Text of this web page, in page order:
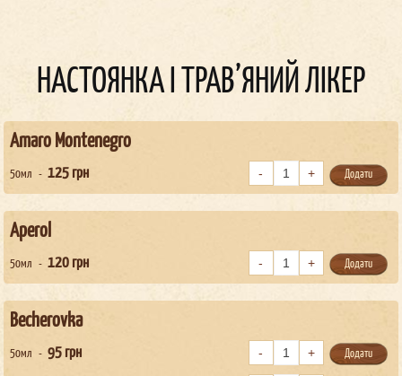
НАСТОЯНКА І ТРАВ’ЯНИЙ ЛІКЕР
Amaro Montenegro
50мл 125 грн Додати
Aperol
50мл 120 грн Додати
Becherovka
50мл 95 грн Додати